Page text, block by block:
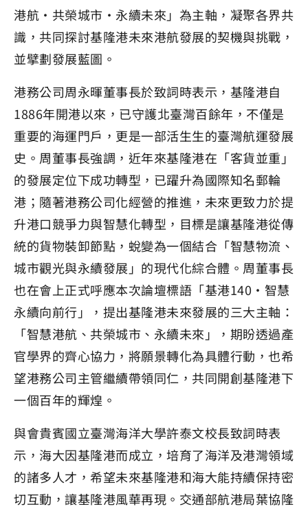
港航・共榮城市・永續未來」為主軸，凝聚各界共
識，共同探討基隆港未來港航發展的契機與挑戰，
並擘劃發展藍圖。
港務公司周永暉董事長於致詞時表示，基隆港自
1886年開港以來，已守護北臺灣百餘年，不僅是
重要的海運門戶，更是一部活生生的臺灣航運發展
史。周董事長強調，近年來基隆港在「客貨並重」
的發展定位下成功轉型，已躍升為國際知名郵輪
港；隨著港務公司化經營的推進，未來更致力於提
升港口競爭力與智慧化轉型，目標是讓基隆港從傳
統的貨物裝卸節點，蛻變為一個結合「智慧物流、
城市觀光與永續發展」的現代化綜合體。周董事長
也在會上正式呼應本次論壇標語「基港140・智慧
永續向前行」，提出基隆港未來發展的三大主軸：
「智慧港航、共榮城市、永續未來」，期盼透過產
官學界的齊心協力，將願景轉化為具體行動，也希
望港務公司主管繼續帶領同仁，共同開創基隆港下
一個百年的輝煌。
與會貴賓國立臺灣海洋大學許泰文校長致詞時表
示，海大因基隆港而成立，培育了海洋及港灣領域
的諸多人才，希望未來基隆港和海大能持續保持密
切互動，讓基隆港風華再現。交通部航港局葉協隆